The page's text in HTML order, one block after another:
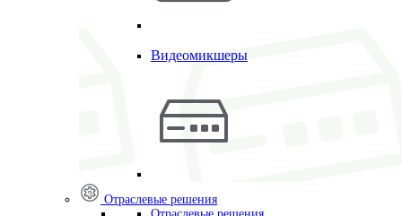
Видеомикшеры
Отраслевые решения